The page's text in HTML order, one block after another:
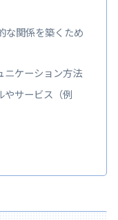
な関係を築くため
ケーション方法
サービス（例